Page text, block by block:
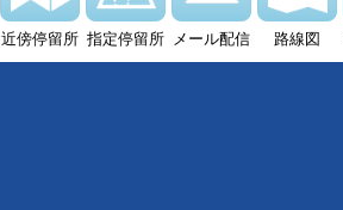
近傍停留所 指定停留所 メール配信 路線図